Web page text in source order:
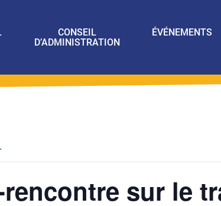
CONSEIL
D’ADMINISTRATION
ÉVÉNEMENTS
sur le